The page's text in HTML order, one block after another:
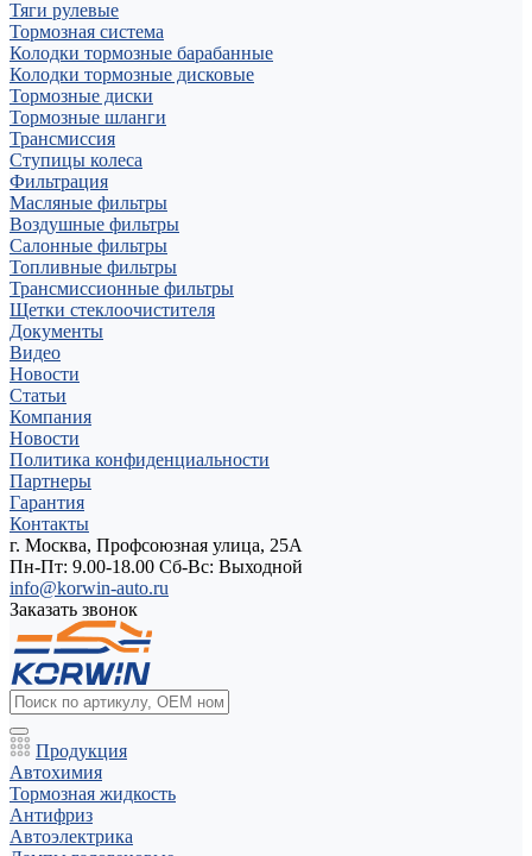
Тяги рулевые
Тормозная система
Колодки тормозные барабанные
Колодки тормозные дисковые
Тормозные диски
Тормозные шланги
Трансмиссия
Ступицы колеса
Фильтрация
Масляные фильтры
Воздушные фильтры
Салонные фильтры
Топливные фильтры
Трансмиссионные фильтры
Щетки стеклоочистителя
Документы
Видео
Новости
Статьи
Компания
Новости
Политика конфиденциальности
Партнеры
Гарантия
Контакты
г. Москва, Профсоюзная улица, 25А
Пн-Пт: 9.00-18.00 Cб-Вс: Выходной
info@korwin-auto.ru
Заказать звонок
Продукция
Автохимия
Тормозная жидкость
Антифриз
Автоэлектрика